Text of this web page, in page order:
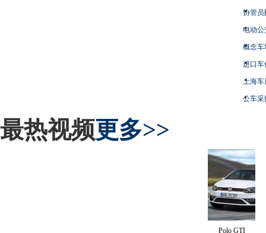
协管员
电动
概念车
进口车
上海
公车采
最热视频更多>>
Polo GTI